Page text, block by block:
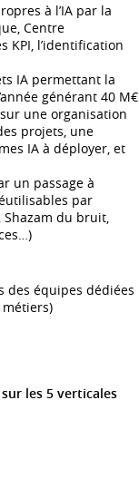
à l’IA par la
Centre
KPI, l’identification
IA permettant la
générant 40 M€
une organisation
projets, une
IA à déployer, et
un passage à
par
Shazam du bruit,
des équipes dédiées
métiers)
les 5 verticales